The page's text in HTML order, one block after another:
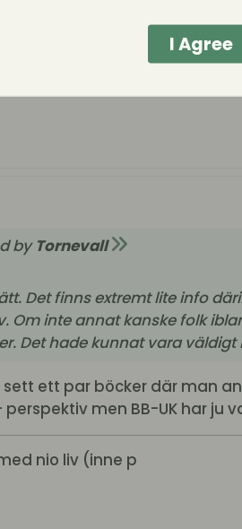
by Tornevall
Det finns extremt lite info
Om inte annat kanske folk
Det hade kunnat vara väldigt
sett ett par böcker där man
men BB-UK har ju
nio liv (inne p
I Agree